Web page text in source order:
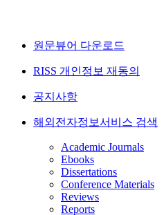
원문뷰어 다운로드
RISS 개인정보 재동의
공지사항
해외전자정보서비스 검색
Academic Journals
Ebooks
Dissertations
Conference Materials
Reviews
Reports